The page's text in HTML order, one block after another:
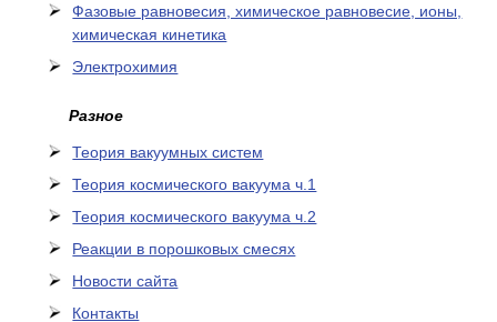
Фазовые равновесия, химическое равновесие, ионы,
химическая кинетика
Электрохимия
Разное
Теория вакуумных систем
Теория космического вакуума ч.1
Теория космического вакуума ч.2
Реакции в порошковых смесях
Новости сайта
Контакты